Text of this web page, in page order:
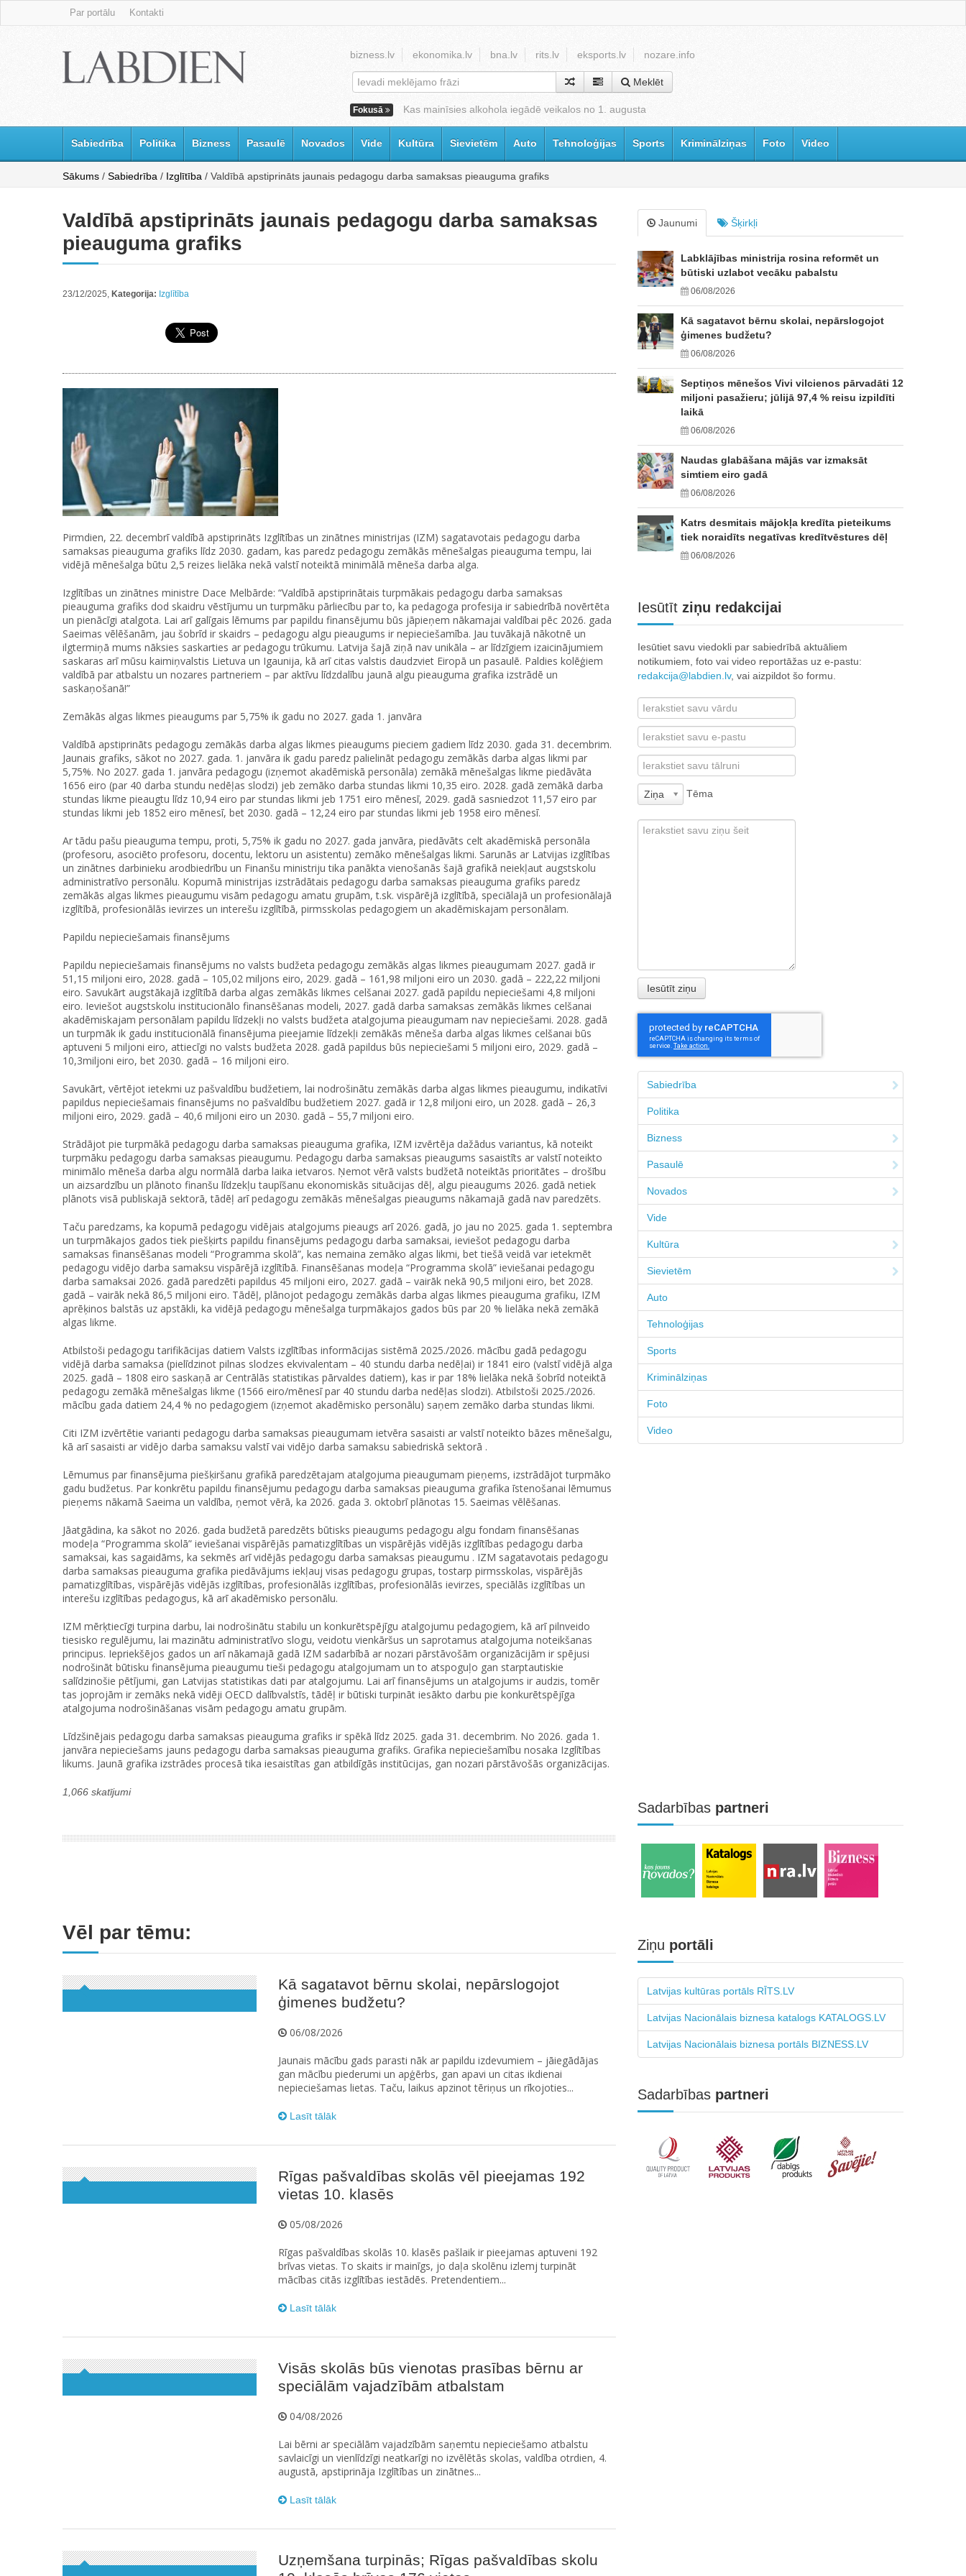
Par portālu Kontakti
bizness.lv ekonomika.lv bna.lv rits.lv eksports.lv nozare.info
Meklēt
Fokusā Kas mainīsies alkohola iegādē veikalos no 1. augusta
Sabiedrība Politika Bizness Pasaulē Novados Vide Kultūra Sievietēm Auto Tehnoloģijas Sports Kriminālziņas Foto Video
Sākums / Sabiedrība / Izglītība / Valdībā apstiprināts jaunais pedagogu darba samaksas pieauguma grafiks
Valdībā apstiprināts jaunais pedagogu darba samaksas
pieauguma grafiks
23/12/2025, Kategorija: Izglītība
Pirmdien, 22. decembrī valdībā apstiprināts Izglītības un zinātnes ministrijas (IZM) sagatavotais pedagogu darba
samaksas pieauguma grafiks līdz 2030. gadam, kas paredz pedagogu zemākās mēnešalgas pieauguma tempu, lai
vidējā mēnešalga būtu 2,5 reizes lielāka nekā valstī noteiktā minimālā mēneša darba alga.
Izglītības un zinātnes ministre Dace Melbārde: “Valdībā apstiprinātais turpmākais pedagogu darba samaksas
pieauguma grafiks dod skaidru vēstījumu un turpmāku pārliecību par to, ka pedagoga profesija ir sabiedrībā novērtēta
un pienācīgi atalgota. Lai arī galīgais lēmums par papildu finansējumu būs jāpieņem nākamajai valdībai pēc 2026. gada
Saeimas vēlēšanām, jau šobrīd ir skaidrs – pedagogu algu pieaugums ir nepieciešamība. Jau tuvākajā nākotnē un
ilgtermiņā mums nāksies saskarties ar pedagogu trūkumu. Latvija šajā ziņā nav unikāla – ar līdzīgiem izaicinājumiem
saskaras arī mūsu kaimiņvalstis Lietuva un Igaunija, kā arī citas valstis daudzviet Eiropā un pasaulē. Paldies kolēģiem
valdībā par atbalstu un nozares partneriem – par aktīvu līdzdalību jaunā algu pieauguma grafika izstrādē un
saskaņošanā!”
Zemākās algas likmes pieaugums par 5,75% ik gadu no 2027. gada 1. janvāra
Valdībā apstiprināts pedagogu zemākās darba algas likmes pieaugums pieciem gadiem līdz 2030. gada 31. decembrim.
Jaunais grafiks, sākot no 2027. gada. 1. janvāra ik gadu paredz palielināt pedagogu zemākās darba algas likmi par
5,75%. No 2027. gada 1. janvāra pedagogu (izņemot akadēmiskā personāla) zemākā mēnešalgas likme piedāvāta
1656 eiro (par 40 darba stundu nedēļas slodzi) jeb zemāko darba stundas likmi 10,35 eiro. 2028. gadā zemākā darba
stundas likme pieaugtu līdz 10,94 eiro par stundas likmi jeb 1751 eiro mēnesī, 2029. gadā sasniedzot 11,57 eiro par
stundas likmi jeb 1852 eiro mēnesī, bet 2030. gadā – 12,24 eiro par stundas likmi jeb 1958 eiro mēnesī.
Ar tādu pašu pieauguma tempu, proti, 5,75% ik gadu no 2027. gada janvāra, piedāvāts celt akadēmiskā personāla
(profesoru, asociēto profesoru, docentu, lektoru un asistentu) zemāko mēnešalgas likmi. Sarunās ar Latvijas izglītības
un zinātnes darbinieku arodbiedrību un Finanšu ministriju tika panākta vienošanās šajā grafikā neiekļaut augstskolu
administratīvo personālu. Kopumā ministrijas izstrādātais pedagogu darba samaksas pieauguma grafiks paredz
zemākās algas likmes pieaugumu visām pedagogu amatu grupām, t.sk. vispārējā izglītībā, speciālajā un profesionālajā
izglītībā, profesionālās ievirzes un interešu izglītībā, pirmsskolas pedagogiem un akadēmiskajam personālam.
Papildu nepieciešamais finansējums
Papildu nepieciešamais finansējums no valsts budžeta pedagogu zemākās algas likmes pieaugumam 2027. gadā ir
51,15 miljoni eiro, 2028. gadā – 105,02 miljons eiro, 2029. gadā – 161,98 miljoni eiro un 2030. gadā – 222,22 miljoni
eiro. Savukārt augstākajā izglītībā darba algas zemākās likmes celšanai 2027. gadā papildu nepieciešami 4,8 miljoni
eiro. Ieviešot augstskolu institucionālo finansēšanas modeli, 2027. gadā darba samaksas zemākās likmes celšanai
akadēmiskajam personālam papildu līdzekļi no valsts budžeta atalgojuma pieaugumam nav nepieciešami. 2028. gadā
un turpmāk ik gadu institucionālā finansējuma pieejamie līdzekļi zemākās mēneša darba algas likmes celšanai būs
aptuveni 5 miljoni eiro, attiecīgi no valsts budžeta 2028. gadā papildus būs nepieciešami 5 miljoni eiro, 2029. gadā –
10,3miljoni eiro, bet 2030. gadā – 16 miljoni eiro.
Savukārt, vērtējot ietekmi uz pašvaldību budžetiem, lai nodrošinātu zemākās darba algas likmes pieaugumu, indikatīvi
papildus nepieciešamais finansējums no pašvaldību budžetiem 2027. gadā ir 12,8 miljoni eiro, un 2028. gadā – 26,3
miljoni eiro, 2029. gadā – 40,6 miljoni eiro un 2030. gadā – 55,7 miljoni eiro.
Strādājot pie turpmākā pedagogu darba samaksas pieauguma grafika, IZM izvērtēja dažādus variantus, kā noteikt
turpmāku pedagogu darba samaksas pieaugumu. Pedagogu darba samaksas pieaugums sasaistīts ar valstī noteikto
minimālo mēneša darba algu normālā darba laika ietvaros. Ņemot vērā valsts budžetā noteiktās prioritātes – drošību
un aizsardzību un plānoto finanšu līdzekļu taupīšanu ekonomiskās situācijas dēļ, algu pieaugums 2026. gadā netiek
plānots visā publiskajā sektorā, tādēļ arī pedagogu zemākās mēnešalgas pieaugums nākamajā gadā nav paredzēts.
Taču paredzams, ka kopumā pedagogu vidējais atalgojums pieaugs arī 2026. gadā, jo jau no 2025. gada 1. septembra
un turpmākajos gados tiek piešķirts papildu finansējums pedagogu darba samaksai, ieviešot pedagogu darba
samaksas finansēšanas modeli “Programma skolā”, kas nemaina zemāko algas likmi, bet tiešā veidā var ietekmēt
pedagogu vidējo darba samaksu vispārējā izglītībā. Finansēšanas modeļa “Programma skolā” ieviešanai pedagogu
darba samaksai 2026. gadā paredzēti papildus 45 miljoni eiro, 2027. gadā – vairāk nekā 90,5 miljoni eiro, bet 2028.
gadā – vairāk nekā 86,5 miljoni eiro. Tādēļ, plānojot pedagogu zemākās darba algas likmes pieauguma grafiku, IZM
aprēķinos balstās uz apstākli, ka vidējā pedagogu mēnešalga turpmākajos gados būs par 20 % lielāka nekā zemākā
algas likme.
Atbilstoši pedagogu tarifikācijas datiem Valsts izglītības informācijas sistēmā 2025./2026. mācību gadā pedagogu
vidējā darba samaksa (pielīdzinot pilnas slodzes ekvivalentam – 40 stundu darba nedēļai) ir 1841 eiro (valstī vidējā alga
2025. gadā – 1808 eiro saskaņā ar Centrālās statistikas pārvaldes datiem), kas ir par 18% lielāka nekā šobrīd noteiktā
pedagogu zemākā mēnešalgas likme (1566 eiro/mēnesī par 40 stundu darba nedēļas slodzi). Atbilstoši 2025./2026.
mācību gada datiem 24,4 % no pedagogiem (izņemot akadēmisko personālu) saņem zemāko darba stundas likmi.
Citi IZM izvērtētie varianti pedagogu darba samaksas pieaugumam ietvēra sasaisti ar valstī noteikto bāzes mēnešalgu,
kā arī sasaisti ar vidējo darba samaksu valstī vai vidējo darba samaksu sabiedriskā sektorā .
Lēmumus par finansējuma piešķiršanu grafikā paredzētajam atalgojuma pieaugumam pieņems, izstrādājot turpmāko
gadu budžetus. Par konkrētu papildu finansējumu pedagogu darba samaksas pieauguma grafika īstenošanai lēmumus
pieņems nākamā Saeima un valdība, ņemot vērā, ka 2026. gada 3. oktobrī plānotas 15. Saeimas vēlēšanas.
Jāatgādina, ka sākot no 2026. gada budžetā paredzēts būtisks pieaugums pedagogu algu fondam finansēšanas
modeļa “Programma skolā” ieviešanai vispārējās pamatizglītības un vispārējās vidējās izglītības pedagogu darba
samaksai, kas sagaidāms, ka sekmēs arī vidējās pedagogu darba samaksas pieaugumu . IZM sagatavotais pedagogu
darba samaksas pieauguma grafika piedāvājums iekļauj visas pedagogu grupas, tostarp pirmsskolas, vispārējās
pamatizglītības, vispārējās vidējās izglītības, profesionālās izglītības, profesionālās ievirzes, speciālās izglītības un
interešu izglītības pedagogus, kā arī akadēmisko personālu.
IZM mērķtiecīgi turpina darbu, lai nodrošinātu stabilu un konkurētspējīgu atalgojumu pedagogiem, kā arī pilnveido
tiesisko regulējumu, lai mazinātu administratīvo slogu, veidotu vienkāršus un saprotamus atalgojuma noteikšanas
principus. Iepriekšējos gados un arī nākamajā gadā IZM sadarbībā ar nozari pārstāvošām organizācijām ir spējusi
nodrošināt būtisku finansējuma pieaugumu tieši pedagogu atalgojumam un to atspoguļo gan starptautiskie
salīdzinošie pētījumi, gan Latvijas statistikas dati par atalgojumu. Lai arī finansējums un atalgojums ir audzis, tomēr
tas joprojām ir zemāks nekā vidēji OECD dalībvalstīs, tādēļ ir būtiski turpināt iesākto darbu pie konkurētspējīga
atalgojuma nodrošināšanas visām pedagogu amatu grupām.
Līdzšinējais pedagogu darba samaksas pieauguma grafiks ir spēkā līdz 2025. gada 31. decembrim. No 2026. gada 1.
janvāra nepieciešams jauns pedagogu darba samaksas pieauguma grafiks. Grafika nepieciešamību nosaka Izglītības
likums. Jaunā grafika izstrādes procesā tika iesaistītas gan atbildīgās institūcijas, gan nozari pārstāvošās organizācijas.
1,066 skatījumi
Vēl par tēmu:
Kā sagatavot bērnu skolai, nepārslogojot
ģimenes budžetu?
06/08/2026
Jaunais mācību gads parasti nāk ar papildu izdevumiem – jāiegādājas
gan mācību piederumi un apģērbs, gan apavi un citas ikdienai
nepieciešamas lietas. Taču, laikus apzinot tēriņus un rīkojoties...
Lasīt tālāk
Rīgas pašvaldības skolās vēl pieejamas 192
vietas 10. klasēs
05/08/2026
Rīgas pašvaldības skolās 10. klasēs pašlaik ir pieejamas aptuveni 192
brīvas vietas. To skaits ir mainīgs, jo daļa skolēnu izlemj turpināt
mācības citās izglītības iestādēs. Pretendentiem...
Lasīt tālāk
Visās skolās būs vienotas prasības bērnu ar
speciālām vajadzībām atbalstam
04/08/2026
Lai bērni ar speciālām vajadzībām saņemtu nepieciešamo atbalstu
savlaicīgi un vienlīdzīgi neatkarīgi no izvēlētās skolas, valdība otrdien, 4.
augustā, apstiprināja Izglītības un zinātnes...
Lasīt tālāk
Uzņemšana turpinās; Rīgas pašvaldības skolu
Jaunumi Šķirkļi
Labklājības ministrija rosina reformēt un
būtiski uzlabot vecāku pabalstu
06/08/2026
Kā sagatavot bērnu skolai, nepārslogojot
ģimenes budžetu?
06/08/2026
Septiņos mēnešos Vivi vilcienos pārvadāti 12
miljoni pasažieru; jūlijā 97,4 % reisu izpildīti
laikā
06/08/2026
Naudas glabāšana mājās var izmaksāt
simtiem eiro gadā
06/08/2026
Katrs desmitais mājokļa kredīta pieteikums
tiek noraidīts negatīvas kredītvēstures dēļ
06/08/2026
Iesūtīt ziņu redakcijai
Iesūtiet savu viedokli par sabiedrībā aktuāliem
notikumiem, foto vai video reportāžas uz e-pastu:
redakcija@labdien.lv, vai aizpildot šo formu.
Ziņa Tēma
Sabiedrība
Politika
Bizness
Pasaulē
Novados
Vide
Kultūra
Sievietēm
Auto
Tehnoloģijas
Sports
Kriminālziņas
Foto
Video
Sadarbības partneri
Ziņu portāli
Latvijas kultūras portāls RĪTS.LV
Latvijas Nacionālais biznesa katalogs KATALOGS.LV
Latvijas Nacionālais biznesa portāls BIZNESS.LV
Sadarbības partneri